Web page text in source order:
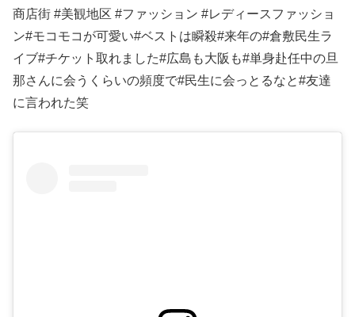
商店街 #美観地区 #ファッション #レディースファッショ
ン#モコモコが可愛い#ベストは瞬殺#来年の#倉敷民生ラ
イブ#チケット取れました#広島も大阪も#単身赴任中の旦
那さんに会うくらいの頻度で#民生に会っとるなと#友達
に言われた笑